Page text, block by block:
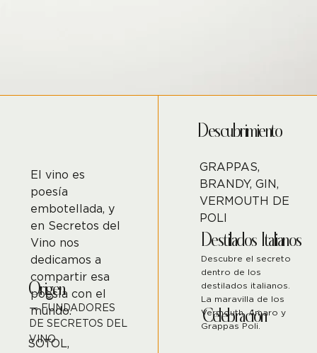
El vino es
poesía
embotellada, y
en Secretos del
Vino nos
dedicamos a
compartir esa
poesía con el
mundo.
— FUNDADORES
DE SECRETOS DEL
VINO
Origen
SOTOL,
Descubrimiento
GRAPPAS,
BRANDY, GIN,
VERMOUTH DE
POLI
Destilados Italianos
Descubre el secreto
dentro de los
destilados italianos.
La maravilla de los
Vermouth, Amaro y
Grappas Poli.
Celebración